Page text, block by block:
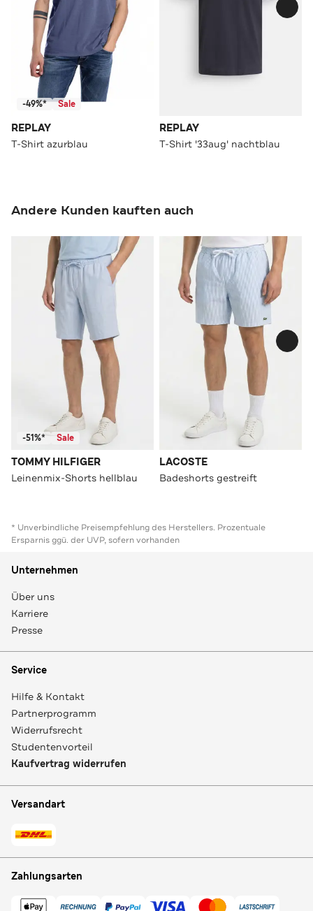
-49%* Sale
REPLAY
T-Shirt azurblau
REPLAY
T-Shirt '33aug' nachtblau
Andere Kunden kauften auch
-51%* Sale
TOMMY HILFIGER
Leinenmix-Shorts hellblau
LACOSTE
Badeshorts gestreift
* Unverbindliche Preisempfehlung des Herstellers. Prozentuale
Ersparnis ggü. der UVP, sofern vorhanden
Unternehmen
Über uns
Karriere
Presse
Service
Hilfe & Kontakt
Partnerprogramm
Widerrufsrecht
Studentenvorteil
Kaufvertrag widerrufen
Versandart
Zahlungsarten